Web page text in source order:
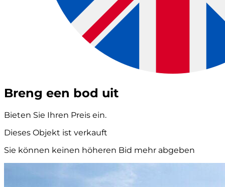
Breng een bod uit
Bieten Sie Ihren Preis ein.
Dieses Objekt ist verkauft
Sie können keinen höheren Bid mehr abgeben